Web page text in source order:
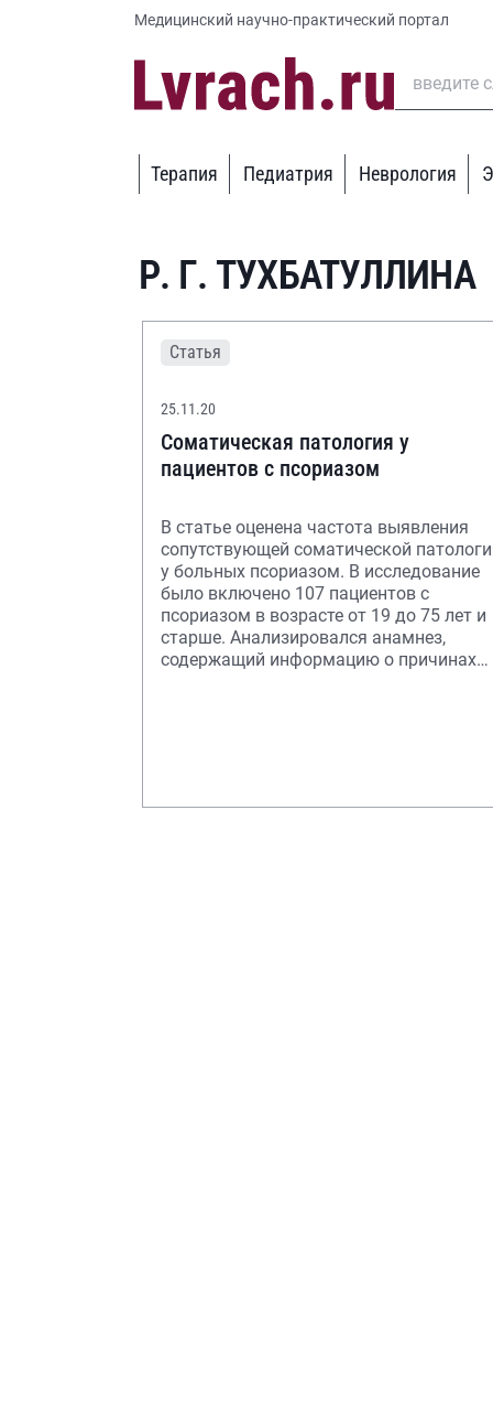
Медицинский научно-практический портал
Терапия Педиатрия Неврология
Р. Г. ТУХБАТУЛЛИНА
Статья
25.11.20
Соматическая патология у
пациентов с псориазом
В статье оценена частота выявления
сопутствующей соматической
у больных псориазом. В исследование
было включено 107 пациентов с
псориазом в возрасте от 19 до 75 лет и
старше. Анализировался анамнез,
содержащий информацию о причинах